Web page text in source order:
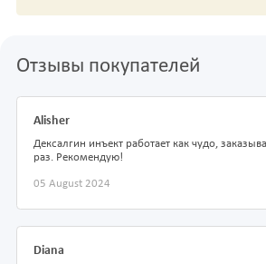
Отзывы покупателей
Alisher
Дексалгин инъект работает как чудо,
раз. Рекомендую!
05 August 2024
Diana